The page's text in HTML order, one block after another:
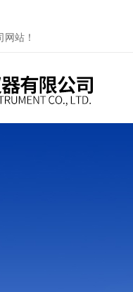
站！